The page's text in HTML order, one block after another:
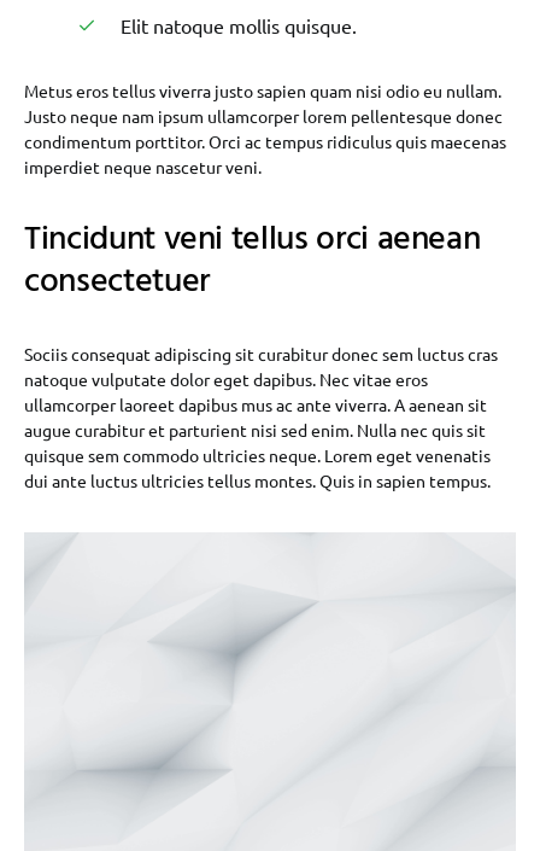
Elit natoque mollis quisque.
Metus eros tellus viverra justo sapien quam nisi odio eu nullam.
Justo neque nam ipsum ullamcorper lorem pellentesque donec
condimentum porttitor. Orci ac tempus ridiculus quis maecenas
imperdiet neque nascetur veni.
Tincidunt veni tellus orci aenean
consectetuer
Sociis consequat adipiscing sit curabitur donec sem luctus cras
natoque vulputate dolor eget dapibus. Nec vitae eros
ullamcorper laoreet dapibus mus ac ante viverra. A aenean sit
augue curabitur et parturient nisi sed enim. Nulla nec quis sit
quisque sem commodo ultricies neque. Lorem eget venenatis
dui ante luctus ultricies tellus montes. Quis in sapien tempus.